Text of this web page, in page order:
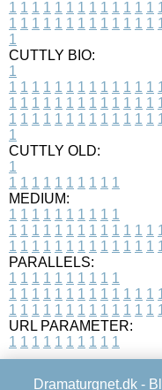
1 1 1 1 1 1 1 1 1 1 1 1 1
1 1 1 1 1 1 1 1 1 1 1 1 1
1
CUTTLY BIO:
1
1 1 1 1 1 1 1 1 1 1 1 1 1
1 1 1 1 1 1 1 1 1 1 1 1 1
1 1 1 1 1 1 1 1 1 1 1 1 1
1
CUTTLY OLD:
1
1 1 1 1 1 1 1 1 1 1
MEDIUM:
1 1 1 1 1 1 1 1 1 1
1 1 1 1 1 1 1 1 1 1 1 1 1
1 1 1 1 1 1 1 1 1 1 1 1 1
PARALLELS:
1 1 1 1 1 1 1 1 1 1
1 1 1 1 1 1 1 1 1 1 1 1 1
1 1 1 1 1 1 1 1 1 1 1 1 1
URL PARAMETER:
1 1 1 1 1 1 1 1 1 1
Dramaturgnet.dk -